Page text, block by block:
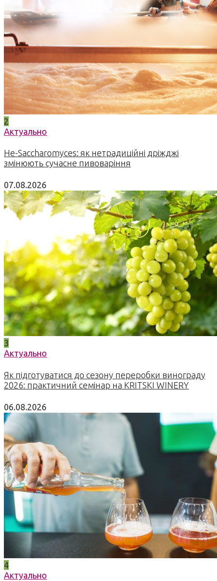
2
Актуально
Не-Saccharomyces: як нетрадиційні дріжджі
змінюють сучасне пивоваріння
07.08.2026
3
Актуально
Як підготуватися до сезону переробки винограду
2026: практичний семінар на KRITSKI WINERY
06.08.2026
4
Актуально